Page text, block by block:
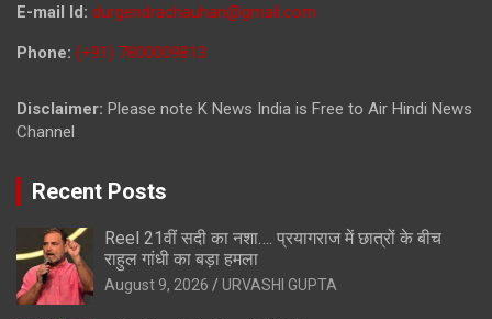
E-mail Id: durgendrachauhan@gmail.com
Phone: (+91) 7800009813
Disclaimer: Please note K News India is Free to Air Hindi News
Channel
Recent Posts
Reel 21वीं सदी का नशा…. प्रयागराज में छात्रों के बीच
राहुल गांधी का बड़ा हमला
August 9, 2026 URVASHI GUPTA